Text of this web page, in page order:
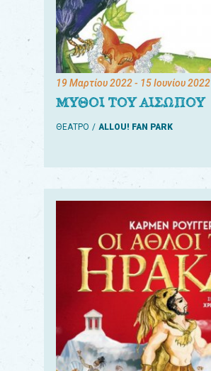
19 Μαρτίου 2022- 15 Ιουνίου 2022
ΜΥΘΟΙ ΤΟΥ ΑΙΣΩΠΟΥ
ΘΕΑΤΡΟ ALLOU! FAN PARK